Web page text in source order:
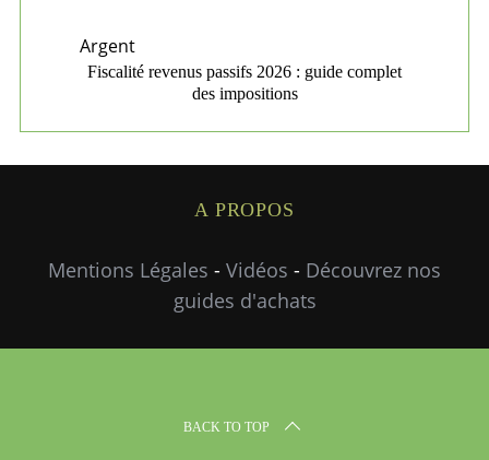
Argent
Fiscalité revenus passifs 2026 : guide complet
des impositions
A PROPOS
Mentions Légales - Vidéos - Découvrez nos
guides d'achats
BACK TO TOP